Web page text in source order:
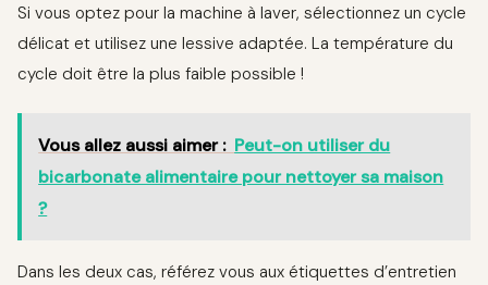
Si vous optez pour la machine à laver, sélectionnez un cycle
délicat et utilisez une lessive adaptée. La température du
cycle doit être la plus faible possible !
Vous allez aussi aimer : Peut-on utiliser du
bicarbonate alimentaire pour nettoyer sa maison
?
Dans les deux cas, référez vous aux étiquettes d’entretien